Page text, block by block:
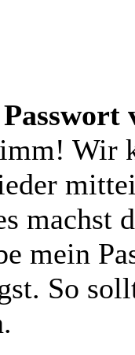
Wir
machst
mein
So